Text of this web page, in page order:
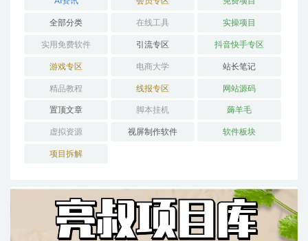
全部分类 在线工具 实操项目
实用免费软件 引流专区 抖音快手专区
游戏专区 电商大学 站长笔记
精品教程 线报专区 网站源码
置顶文章 脚本挂机 薅羊毛
虚拟资源 视屏制作软件 软件板块
项目拆解